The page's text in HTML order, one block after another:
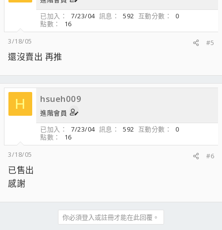
已加入
7/23/04 訊息 592 互動分數
0
點數
16
3/18/05
#5
還沒賣出 再推
H hsueh009
進階會員
已加入
7/23/04 訊息 592 互動分數
0
點數
16
3/18/05
#6
已售出
感謝
你必須登入或註冊才能在此回覆。